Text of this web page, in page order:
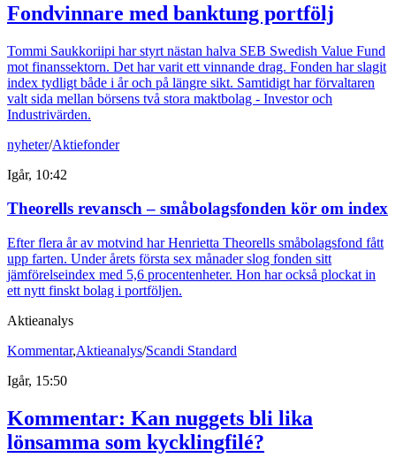
Fondvinnare med banktung portfölj
Tommi Saukkoriipi har styrt nästan halva SEB Swedish Value Fund
mot finanssektorn. Det har varit ett vinnande drag. Fonden har slagit
index tydligt både i år och på längre sikt. Samtidigt har förvaltaren
valt sida mellan börsens två stora maktbolag - Investor och
Industrivärden.
nyheter/Aktiefonder
Igår, 10:42
Theorells revansch – småbolagsfonden kör om index
Efter flera år av motvind har Henrietta Theorells småbolagsfond fått
upp farten. Under årets första sex månader slog fonden sitt
jämförelseindex med 5,6 procentenheter. Hon har också plockat in
ett nytt finskt bolag i portföljen.
Aktieanalys
Kommentar,Aktieanalys/Scandi Standard
Igår, 15:50
Kommentar: Kan nuggets bli lika
lönsamma som kycklingfilé?